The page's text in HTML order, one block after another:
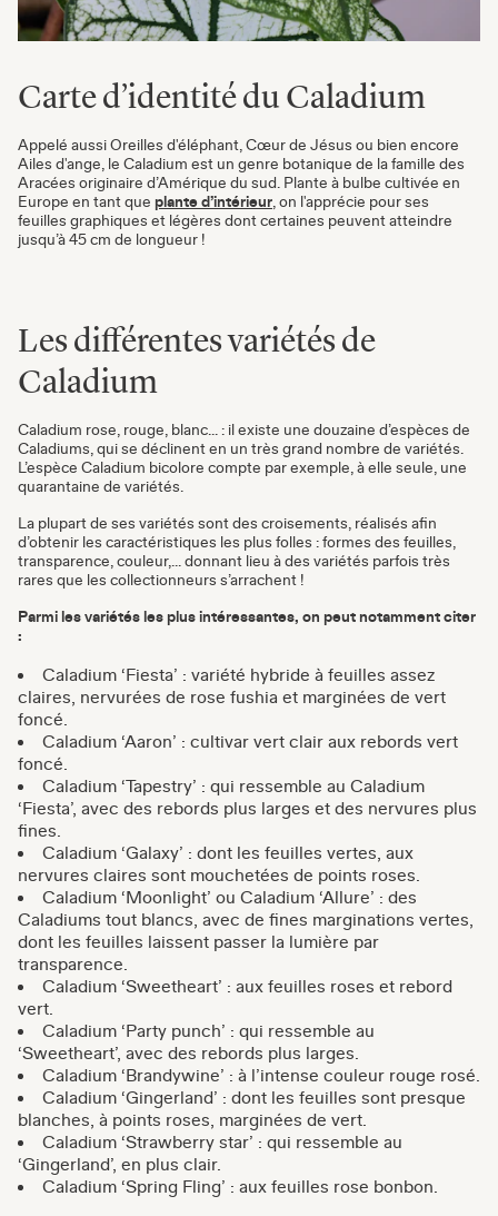
Carte d’identité du Caladium
Appelé aussi Oreilles d'éléphant, Cœur de Jésus ou bien encore
Ailes d'ange, le Caladium est un genre botanique de la famille des
Aracées originaire d’Amérique du sud. Plante à bulbe cultivée en
Europe en tant que plante d’intérieur , on l'apprécie pour ses
feuilles graphiques et légères dont certaines peuvent atteindre
jusqu’à 45 cm de longueur !
Les différentes variétés de
Caladium
Caladium rose, rouge, blanc... : il existe une douzaine d’espèces de
Caladiums, qui se déclinent en un très grand nombre de variétés.
L’espèce Caladium bicolore compte par exemple, à elle seule, une
quarantaine de variétés.
La plupart de ses variétés sont des croisements, réalisés afin
d’obtenir les caractéristiques les plus folles : formes des feuilles,
transparence, couleur,... donnant lieu à des variétés parfois très
rares que les collectionneurs s’arrachent !
Parmi les variétés les plus intéressantes, on peut notamment citer
:
Caladium ‘Fiesta’ : variété hybride à feuilles assez
claires, nervurées de rose fushia et marginées de vert
foncé.
Caladium ‘Aaron’ : cultivar vert clair aux rebords vert
foncé.
Caladium ‘Tapestry’ : qui ressemble au Caladium
‘Fiesta’, avec des rebords plus larges et des nervures plus
fines.
Caladium ‘Galaxy’ : dont les feuilles vertes, aux
nervures claires sont mouchetées de points roses.
Caladium ‘Moonlight’ ou Caladium ‘Allure’ : des
Caladiums tout blancs, avec de fines marginations vertes,
dont les feuilles laissent passer la lumière par
transparence.
Caladium ‘Sweetheart’ : aux feuilles roses et rebord
vert.
Caladium ‘Party punch’ : qui ressemble au
‘Sweetheart’, avec des rebords plus larges.
Caladium ‘Brandywine’ : à l’intense couleur rouge rosé.
Caladium ‘Gingerland’ : dont les feuilles sont presque
blanches, à points roses, marginées de vert.
Caladium ‘Strawberry star’ : qui ressemble au
‘Gingerland’, en plus clair.
Caladium ‘Spring Fling’ : aux feuilles rose bonbon.